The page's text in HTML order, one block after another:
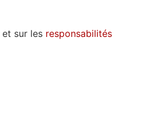
et sur les responsabilités